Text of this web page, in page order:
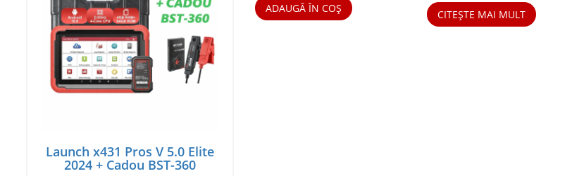
Launch x431 Pros V 5.0 Elite
2024 + Cadou BST-360
ADAUGĂ ÎN COȘ CITEȘTE MAI MULT